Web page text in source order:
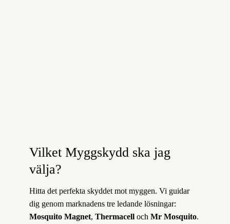
Vilket Myggskydd ska jag
välja?
Hitta det perfekta skyddet mot myggen. Vi guidar
dig genom marknadens tre ledande lösningar:
Mosquito Magnet, Thermacelloch Mr Mosquito.